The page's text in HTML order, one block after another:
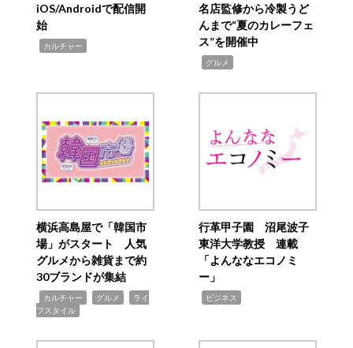
iOS/Androidで配信開
始
カルチャー
名店監修から冷製うど
んまで“夏のカレーフェ
ス”を開催中
グルメ
横浜高島屋で「韓国市
場」がスタート 人気
グルメから雑貨まで約
30ブランドが集結
カルチャー グルメ
ライ
フスタイル
行革甲子園 沼尾波子
東洋大学教授 連載
「よんななエコノミ
ー」
ビジネス